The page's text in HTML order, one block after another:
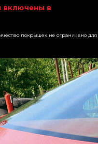
включены в
покрышек не ограничено для